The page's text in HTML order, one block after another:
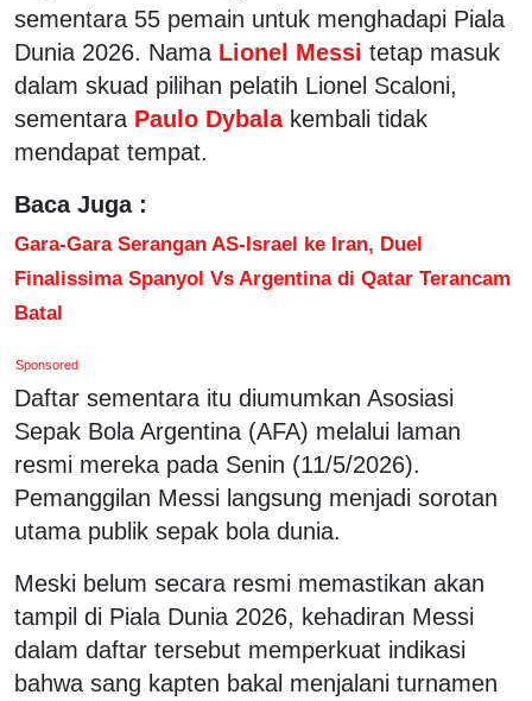
sementara 55 pemain untuk menghadapi Piala
Dunia 2026. Nama Lionel Messi tetap masuk
dalam skuad pilihan pelatih Lionel Scaloni,
sementara Paulo Dybala kembali tidak
mendapat tempat.
Baca Juga :
Gara-Gara Serangan AS-Israel ke Iran, Duel
Finalissima Spanyol Vs Argentina di Qatar Terancam
Batal
Sponsored
Daftar sementara itu diumumkan Asosiasi
Sepak Bola Argentina (AFA) melalui laman
resmi mereka pada Senin (11/5/2026).
Pemanggilan Messi langsung menjadi sorotan
utama publik sepak bola dunia.
Meski belum secara resmi memastikan akan
tampil di Piala Dunia 2026, kehadiran Messi
dalam daftar tersebut memperkuat indikasi
bahwa sang kapten bakal menjalani turnamen